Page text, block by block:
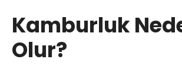
Kamburluk
Olur?